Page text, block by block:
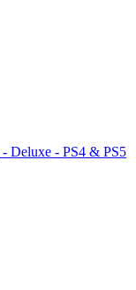
Deluxe - PS4 & PS5